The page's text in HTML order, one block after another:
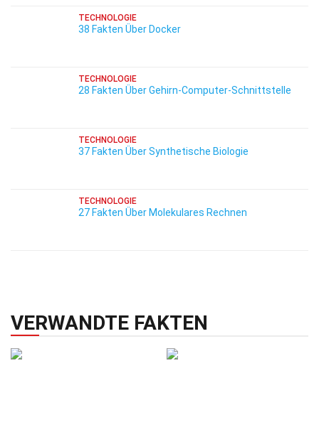
TECHNOLOGIE
38 Fakten Über Docker
TECHNOLOGIE
28 Fakten Über Gehirn-Computer-Schnittstelle
TECHNOLOGIE
37 Fakten Über Synthetische Biologie
TECHNOLOGIE
27 Fakten Über Molekulares Rechnen
VERWANDTE FAKTEN